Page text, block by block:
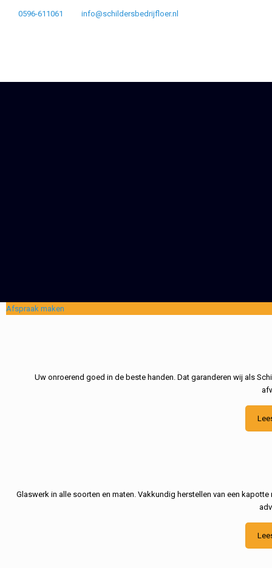
0596-611061 info@schildersbedrijfloer.nl
Afspraak maken
Uw onroerend goed in de beste handen. Dat garanderen wij als
Glaswerk in alle soorten en maten. Vakkundig herstellen van een